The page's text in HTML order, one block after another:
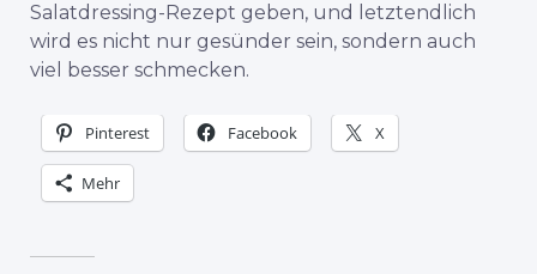
Salatdressing-Rezept geben, und letztendlich
wird es nicht nur gesünder sein, sondern auch
viel besser schmecken.
Pinterest Facebook X
Mehr